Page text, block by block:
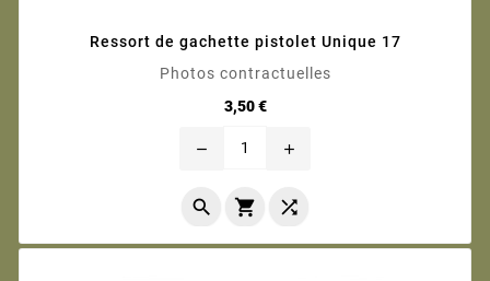
Ressort de gachette pistolet Unique 17
Photos contractuelles
3,50 €Prix
remove add
  